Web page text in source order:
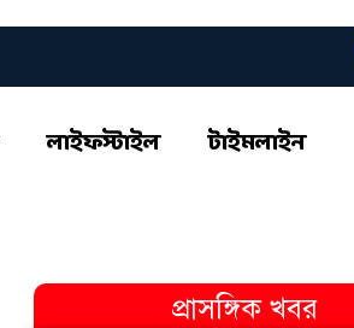
লাইফস্টাইল টাইমলাইন
প্রাসঙ্গিক খবর